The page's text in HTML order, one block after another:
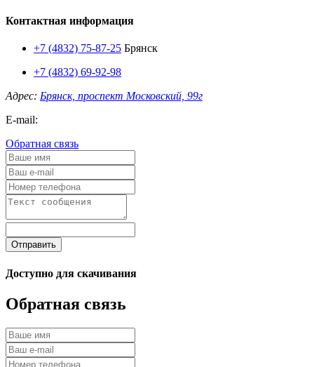
Контактная информация
+7 (4832) 75-87-25 Брянск
+7 (4832) 69-92-98
Адрес: Брянск, проспект Московский, 99г
E-mail:
Обратная связь
Отправить
Доступно для скачивания
Обратная связь